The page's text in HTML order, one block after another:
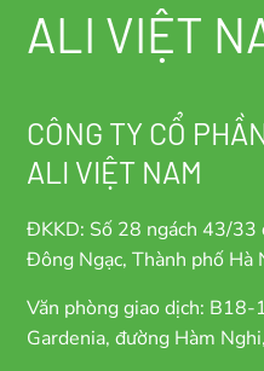
ALI VIỆT
CÔNG TY CỔ
ALI VIỆT NAM
ĐKKD: Số 28 ngách 43/33
Đông Ngạc, Thành phố Hà
Văn phòng giao dịch:
Gardenia, đường Hàm